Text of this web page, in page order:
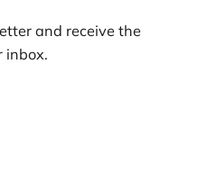
and receive the
inbox.